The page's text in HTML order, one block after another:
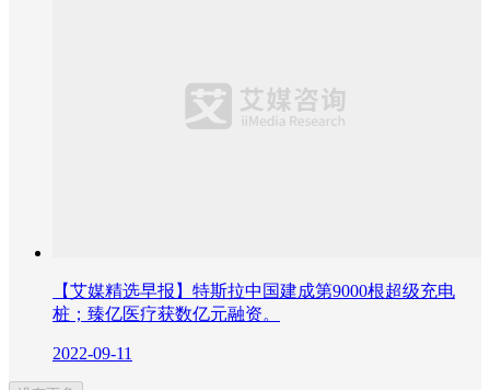
【艾媒精选早报】特斯拉中国建成第9000根超级充电
桩；臻亿医疗获数亿元融资。
2022-09-11